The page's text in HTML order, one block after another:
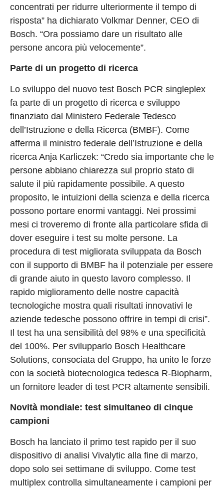
concentrati per ridurre ulteriormente il tempo di
risposta” ha dichiarato Volkmar Denner, CEO di
Bosch. “Ora possiamo dare un risultato alle
persone ancora più velocemente”.
Parte di un progetto di ricerca
Lo sviluppo del nuovo test Bosch PCR singleplex
fa parte di un progetto di ricerca e sviluppo
finanziato dal Ministero Federale Tedesco
dell’Istruzione e della Ricerca (BMBF). Come
afferma il ministro federale dell’Istruzione e della
ricerca Anja Karliczek: “Credo sia importante che le
persone abbiano chiarezza sul proprio stato di
salute il più rapidamente possibile. A questo
proposito, le intuizioni della scienza e della ricerca
possono portare enormi vantaggi. Nei prossimi
mesi ci troveremo di fronte alla particolare sfida di
dover eseguire i test su molte persone. La
procedura di test migliorata sviluppata da Bosch
con il supporto di BMBF ha il potenziale per essere
di grande aiuto in questo lavoro complesso. Il
rapido miglioramento delle nostre capacità
tecnologiche mostra quali risultati innovativi le
aziende tedesche possono offrire in tempi di crisi”.
Il test ha una sensibilità del 98% e una specificità
del 100%. Per svilupparlo Bosch Healthcare
Solutions, consociata del Gruppo, ha unito le forze
con la società biotecnologica tedesca R-Biopharm,
un fornitore leader di test PCR altamente sensibili.
Novità mondiale: test simultaneo di cinque
campioni
Bosch ha lanciato il primo test rapido per il suo
dispositivo di analisi Vivalytic alla fine di marzo,
dopo solo sei settimane di sviluppo. Come test
multiplex controlla simultaneamente i campioni per